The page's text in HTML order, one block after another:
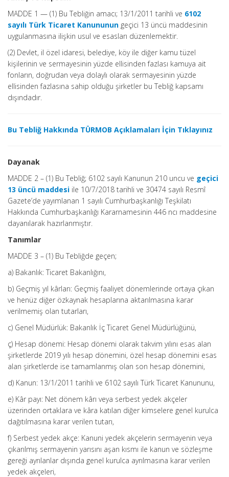
MADDE 1 — (1) Bu Tebliğin amacı; 13/1/2011 tarihli ve 6102
sayılı Türk Ticaret Kanununun geçici 13 üncü maddesinin
uygulanmasına ilişkin usul ve esasları düzenlemektir.
(2) Devlet, il özel idaresi, belediye, köy ile diğer kamu tüzel
kişilerinin ve sermayesinin yüzde ellisinden fazlası kamuya ait
fonların, doğrudan veya dolaylı olarak sermayesinin yüzde
ellisinden fazlasına sahip olduğu şirketler bu Tebliğ kapsamı
dışındadır.
Bu Tebliğ Hakkında TÜRMOB Açıklamaları İçin Tıklayınız
Dayanak
MADDE 2 – (1) Bu Tebliğ; 6102 sayılı Kanunun 210 uncu ve geçici
13 üncü maddesi ile 10/7/2018 tarihli ve 30474 sayılı Resmî
Gazete’de yayımlanan 1 sayılı Cumhurbaşkanlığı Teşkilatı
Hakkında Cumhurbaşkanlığı Kararnamesinin 446 ncı maddesine
dayanılarak hazırlanmıştır.
Tanımlar
MADDE 3 – (1) Bu Tebliğde geçen;
a) Bakanlık: Ticaret Bakanlığını,
b) Geçmiş yıl kârları: Geçmiş faaliyet dönemlerinde ortaya çıkan
ve henüz diğer özkaynak hesaplarına aktarılmasına karar
verilmemiş olan tutarları,
c) Genel Müdürlük: Bakanlık İç Ticaret Genel Müdürlüğünü,
ç) Hesap dönemi: Hesap dönemi olarak takvim yılını esas alan
şirketlerde 2019 yılı hesap dönemini, özel hesap dönemini esas
alan şirketlerde ise tamamlanmış olan son hesap dönemini,
d) Kanun: 13/1/2011 tarihli ve 6102 sayılı Türk Ticaret Kanununu,
e) Kâr payı: Net dönem kârı veya serbest yedek akçeler
üzerinden ortaklara ve kâra katılan diğer kimselere genel kurulca
dağıtılmasına karar verilen tutarı,
f) Serbest yedek akçe: Kanuni yedek akçelerin sermayenin veya
çıkarılmış sermayenin yarısını aşan kısmı ile kanun ve sözleşme
gereği ayrılanlar dışında genel kurulca ayrılmasına karar verilen
yedek akçeleri,